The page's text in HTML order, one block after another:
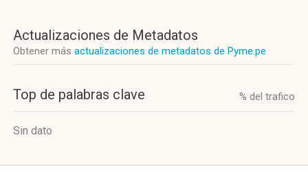
Actualizaciones de Metadatos
Obtener más actualizaciones de metadatos de Pyme.pe
Top de palabras clave % del trafico
Sin dato